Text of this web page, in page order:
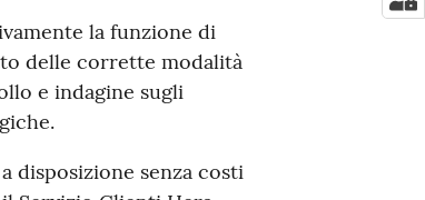
la funzione di
delle corrette modalità
e indagine sugli
disposizione senza costi